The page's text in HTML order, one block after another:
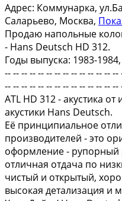
Адрес: Коммунарка,
Саларьево, Москва,
Продаю напольные
- Hans Deutsch HD 312.
Годы выпуска: 1983-
-- -- -- -- -- -- -- -- -- -- -- -- --
-- -- -- -- -- -- -- -- -- -- -- -- --
ATL HD 312 - акустика
акустики Hans Deutsch.
Её принципиальное
производителей - это
оформление - рупорный
отличная отдача по
чистый и открытый,
высокая детализация и